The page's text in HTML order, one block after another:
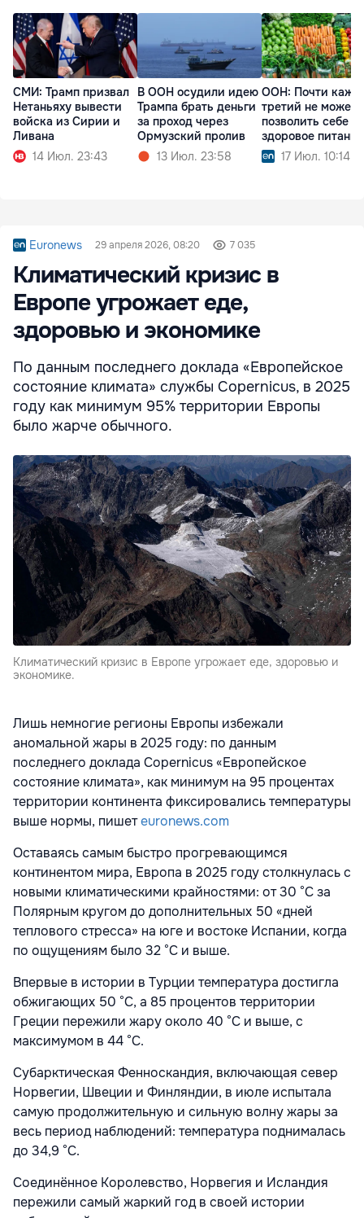
СМИ: Трамп призвал
Нетаньяху вывести
войска из Сирии и
Ливана
14 Июл. 23:43
В ООН осудили идею
Трампа брать деньги
за проход через
Ормузский пролив
13 Июл. 23:58
ООН: Почти
третий не может
позволить себе
здоровое питание
17 Июл. 10:14
Euronews 29 апреля 2026, 08:20 7 035
Климатический кризис в
Европе угрожает еде,
здоровью и экономике
По данным последнего доклада «Европейское
состояние климата» службы Copernicus, в 2025
году как минимум 95% территории Европы
было жарче обычного.
Климатический кризис в Европе угрожает еде, здоровью и
экономике.
Лишь немногие регионы Европы избежали
аномальной жары в 2025 году: по данным
последнего доклада Copernicus «Европейское
состояние климата», как минимум на 95 процентах
территории континента фиксировались температуры
выше нормы, пишетeuronews.com
Оставаясь самым быстро прогревающимся
континентом мира, Европа в 2025 году столкнулась с
новыми климатическими крайностями: от 30 °C за
Полярным кругом до дополнительных 50 «дней
теплового стресса» на юге и востоке Испании, когда
по ощущениям было 32 °C и выше.
Впервые в истории в Турции температура достигла
обжигающих 50 °C, а 85 процентов территории
Греции пережили жару около 40 °C и выше, с
максимумом в 44 °C.
Субарктическая Фенноскандия, включающая север
Норвегии, Швеции и Финляндии, в июле испытала
самую продолжительную и сильную волну жары за
весь период наблюдений: температура поднималась
до 34,9 °C.
Соединённое Королевство, Норвегия и Исландия
пережили самый жаркий год в своей истории